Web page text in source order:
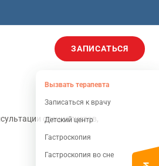
ЗАПИСАТЬСЯ
специалистов,
Вызвать терапевта
Записаться к врачу
Детский центр
Гастроскопия
Гастроскопия во сне